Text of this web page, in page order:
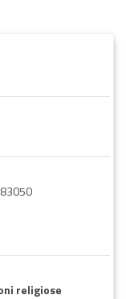
religiose